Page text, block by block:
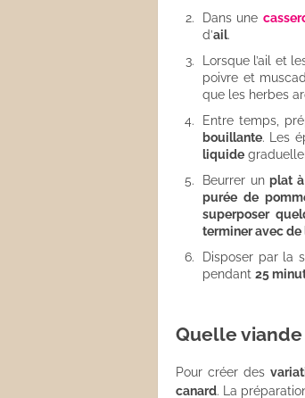
Dans une
d’ail.
Lorsque l’ail et
poivre et
que les herbes
Entre temps,
bouillante. Les
liquide
Beurrer unplat
purée de
superposer
terminer avec de
Disposer par la
pendant 25
Quelle
Pour créer des
canard. La